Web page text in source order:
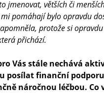
jmenovat, větších či
pomáhají bylo opravdu
protože si
přichází.
Vás stále nechává
posílat finanční
náročnou léčbou. Co